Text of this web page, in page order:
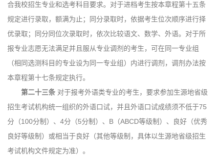
合我校招生专业和选考科目要求。对于进档考生按本章程第十五条
规定进行录取，额满为止；同分录取时，依据考生位次顺序进行择
优录取；同分同位次录取时，依次比较语文、数学、外语。对于所
报专业志愿无法满足并且服从专业调剂的考生，可在同一专业组
（相同选测科目的专业设为同一专业组）内进行调剂，调剂办法按
本章程第十七条规定执行。
第二十三条 对于报考外语类专业的考生，要求参加生源地省级
招生考试机构统一组织的外语口试，并且外语口试成绩须不低于75
分（100分制）、4分（5分制）、B（ABCD等级制）、良好（优秀
良好等级制）或相当于良好（其他等级制，具体以生源地省级招生
考试机构文件规定为准）。